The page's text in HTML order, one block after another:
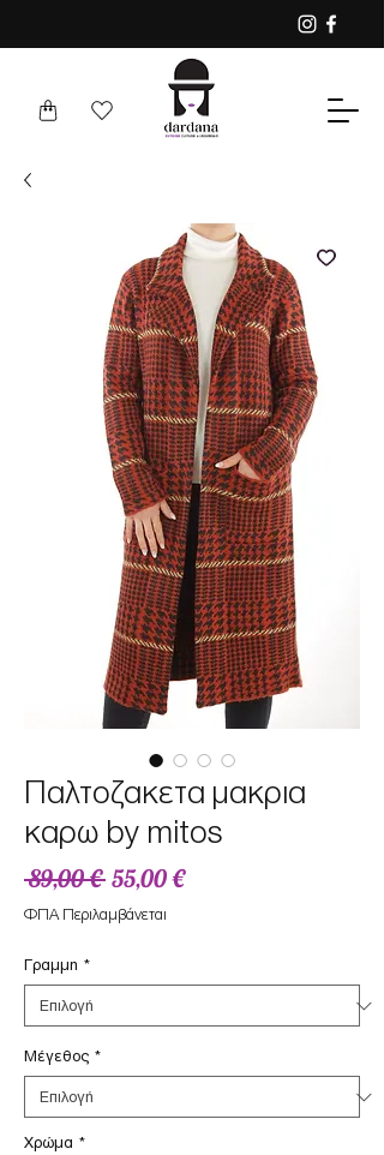
Παλτοζακετα μακρια
καρω by mitos
89,00 € Κανονική
τιμή
55,00 €Τιμή
ΦΠΑ Περιλαμβάνεται
Γραμμη *
Μέγεθος *
Χρώμα *